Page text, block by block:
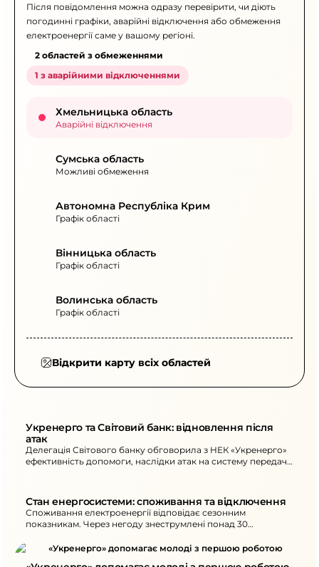
Після повідомлення можна одразу перевірити, чи діють
погодинні графіки, аварійні відключення або обмеження
електроенергії саме у вашому регіоні.
2 областей з обмеженнями
1 з аварійними відключеннями
Хмельницька область
Аварійні відключення
Сумська область
Можливі обмеження
Автономна Республіка Крим
Графік області
Вінницька область
Графік області
Волинська область
Графік області
Відкрити карту всіх областей
Укренерго та Світовий банк: відновлення після
атак
Делегація Світового банку обговорила з НЕК «Укренерго»
ефективність допомоги, наслідки атак на систему передачі
Стан енергосистеми: споживання та відключення
Споживання електроенергії відповідає сезонним
показникам. Через негоду знеструмлені понад 30
вмикайте кілька потужних приладів одночасно.